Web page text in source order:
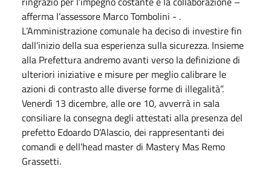
afferma l’assessore Marco Tombolini - .
L’Amministrazione comunale ha deciso di investire fin
dall’inizio della sua esperienza sulla sicurezza. Insieme
alla Prefettura andremo avanti verso la definizione di
ulteriori iniziative e misure per meglio calibrare le
azioni di contrasto alle diverse forme di illegalità”.
Venerdì 13 dicembre, alle ore 10, avverrà in sala
consiliare la consegna degli attestati alla presenza del
prefetto Edoardo D’Alascio, dei rappresentanti dei
comandi e dell’head master di Mastery Mas Remo
Grassetti.